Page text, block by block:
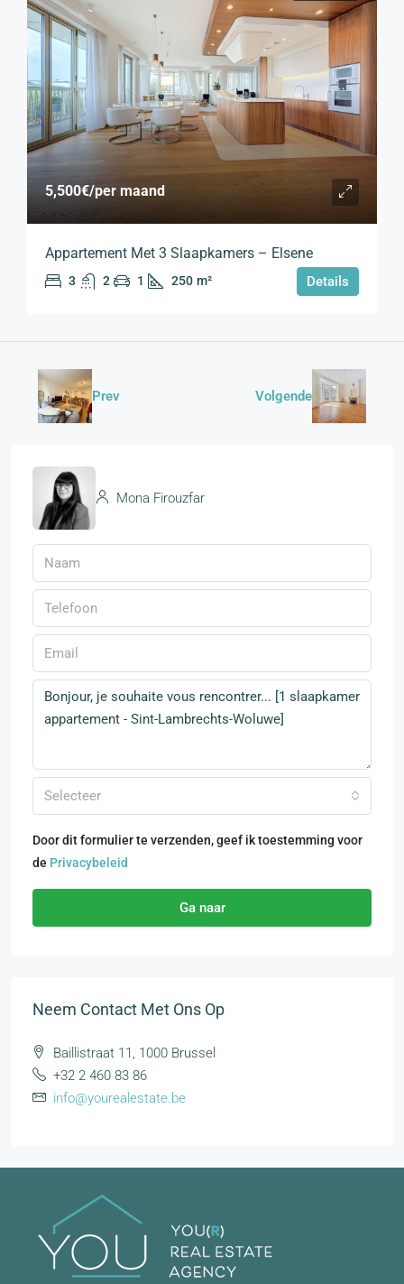
5,500€/per maand
Appartement Met 3 Slaapkamers – Elsene
3 2 1 250 m² Details
Prev Volgende
Mona Firouzfar
Selecteer
Door dit formulier te verzenden, geef ik toestemming voor
de Privacybeleid
Ga naar
Neem Contact Met Ons Op
Baillistraat 11, 1000 Brussel
+32 2 460 83 86
info@yourealestate.be